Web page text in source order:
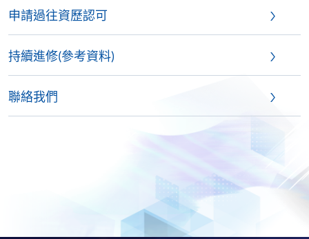
申請過往資歷認可
持續進修(參考資料)
聯絡我們